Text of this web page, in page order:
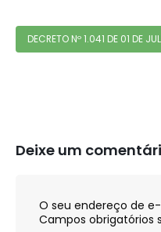
DECRETO Nº 1.041 DE 01 DE
Deixe um
O seu endereço de
Campos